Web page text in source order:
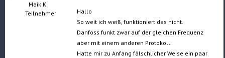
Maik K
Teilnehmer
Hallo
So weit ich weiß, funktioniert das nicht.
Danfoss funkt zwar auf der gleichen Frequenz
aber mit einem anderen Protokoll.
Hatte mir zu Anfang fälschlicher Weise ein paar